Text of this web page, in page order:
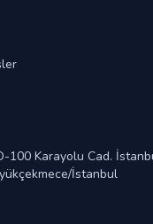
100 Karayolu Cad.
İstanbul